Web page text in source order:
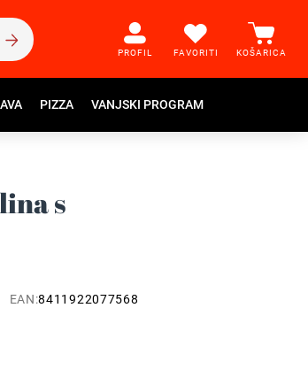
PROFIL FAVORITI KOŠARICA
PIZZA VANJSKI PROGRAM
s
EAN:8411922077568